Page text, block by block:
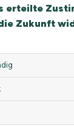
erteilte
Zukunft